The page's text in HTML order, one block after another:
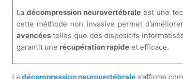
La décompression neurovertébrale est une
cette méthode non invasive permet
avancéestelles que des dispositifs
garantit une récupération rapideet efficace.
Ladécompression neurovertébrale s’affirme